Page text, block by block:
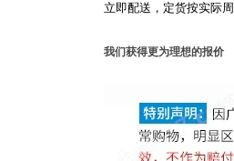
立即配送，定货按实际
我们获得更为理想的报价